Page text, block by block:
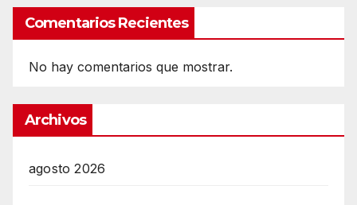
Comentarios Recientes
No hay comentarios que mostrar.
Archivos
agosto 2026